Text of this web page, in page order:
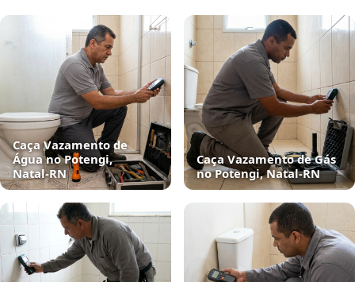
Caça Vazamento de
Água no Potengi,
Natal‑RN
Caça Vazamento de Gás
no Potengi, Natal‑RN